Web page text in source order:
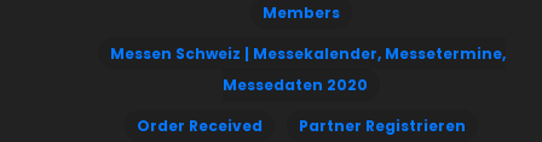
Members
Messen Schweiz | Messekalender, Messetermine,
Messedaten 2020
Order Received
Partner Registrieren